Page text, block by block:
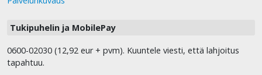
Tukipuhelin ja MobilePay
0600-02030 (12,92 eur + pvm). Kuuntele viesti, että lahjoitus
tapahtuu.